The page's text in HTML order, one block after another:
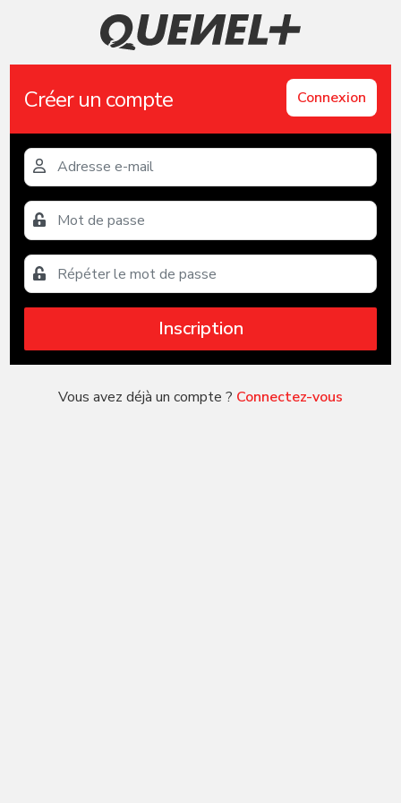
Créer un compte Connexion
Inscription
Vous avez déjà un compte ? Connectez-vous